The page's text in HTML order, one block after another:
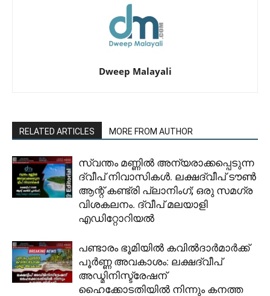
Dweep Malayali
RELATED ARTICLES MORE FROM AUTHOR
സ്വന്തം മണ്ണിൽ അന്യരാക്കപ്പെടുന്ന
ദ്വീപ് നിവാസികൾ. ലക്ഷദ്വീപ് ടൗൺ
ആന്റ് കണ്ട്രി പ്ലാനിംഗ്; ഒരു സമഗ്ര
വിശകലനം. ദ്വീപ് മലയാളി
എഡിറ്റോറിയൽ
പണ്ടാരം ഭൂമിയിൽ കവിൽദാർമാർക്ക്
പൂർണ്ണ അവകാശം: ലക്ഷദ്വീപ്
അഡ്മിനിസ്ട്രേഷന്
ഹൈക്കോടതിയിൽ നിന്നും കനത്ത